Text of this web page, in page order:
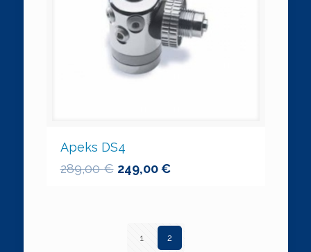
Apeks DS4
289,00€ 249,00€
1 2